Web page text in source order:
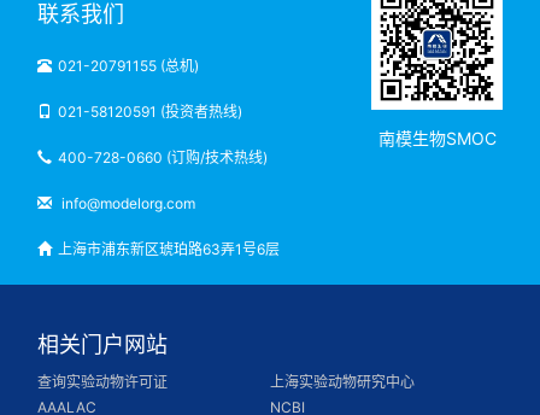
联系我们
021-20791155 (总机)
021-58120591 (投资者热线)
400-728-0660 (订购/技术热线)
info@modelorg.com
上海市浦东新区琥珀路63弄1号6层
南模生物SMOC
相关门户网站
查询实验动物许可证
上海实验动物研究中心
AAALAC
NCBI